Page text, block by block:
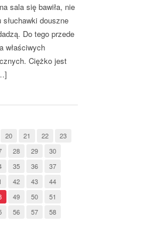
sala się bawiła, nie
douszne
Do tego przede
właściwych
Ciężko jest
20 21 22
23
28 29
30
35 36
37
42 43
44
49 50
51
56 57
58